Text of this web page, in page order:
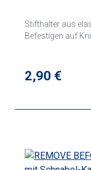
Stifthalter aus
Befestigen auf
Regulärer
2,90 €